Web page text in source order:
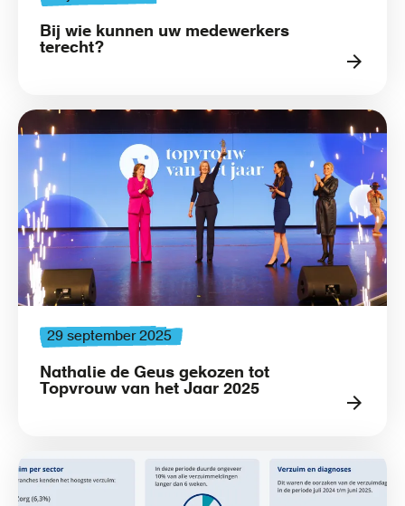
Bij wie kunnen uw medewerkers
terecht?
29 september 2025
Nathalie de Geus gekozen tot
Topvrouw van het Jaar 2025